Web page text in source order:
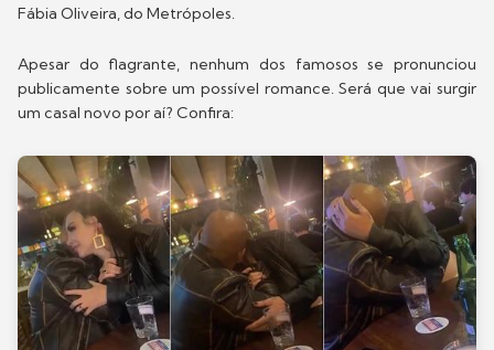
Fábia Oliveira, do Metrópoles.
Apesar do flagrante, nenhum dos famosos se pronunciou
publicamente sobre um possível romance. Será que vai surgir
um casal novo por aí? Confira: